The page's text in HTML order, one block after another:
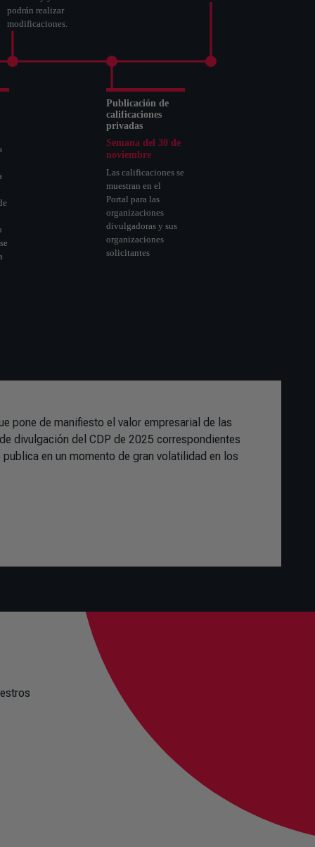
pone de manifiesto el valor empresarial de las
divulgación del CDP de 2025 correspondientes
en un momento de gran volatilidad en los